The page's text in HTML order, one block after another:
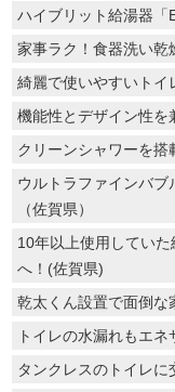
ハイブリット給湯器「
家事ラク！食器洗い乾
綺麗で使いやすいトイ
機能性とデザイン性を
クリーンシャワーを搭
ウルトラファインバブ
（佐賀県）
10年以上使用してい
へ！(佐賀県)
乾太くん設置で面倒な
トイレの水漏れもエネ
タンクレスのトイレ